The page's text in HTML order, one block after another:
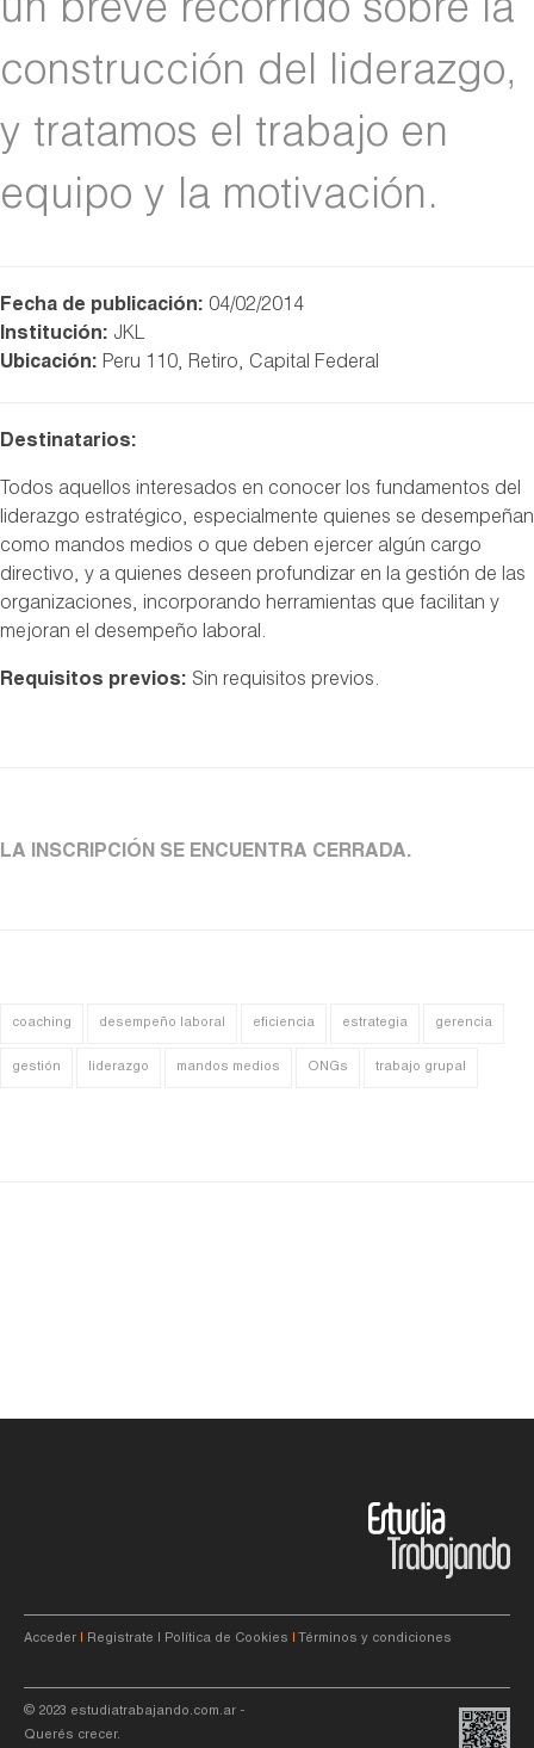
un breve recorrido sobre la
construcción del liderazgo,
y tratamos el trabajo en
equipo y la motivación.
Fecha de publicación: 04/02/2014
Institución: JKL
Ubicación: Peru 110, Retiro, Capital Federal
Destinatarios:
Todos aquellos interesados en conocer los fundamentos del
liderazgo estratégico, especialmente quienes se desempeñan
como mandos medios o que deben ejercer algún cargo
directivo, y a quienes deseen profundizar en la gestión de las
organizaciones, incorporando herramientas que facilitan y
mejoran el desempeño laboral.
Requisitos previos: Sin requisitos previos.
LA INSCRIPCIÓN SE ENCUENTRA CERRADA.
coaching desempeño laboral eficiencia estrategia gerencia
gestión liderazgo mandos medios ONGs trabajo grupal
Acceder Registrate Política de Cookies Términos y condiciones
© 2023 estudiatrabajando.com.ar -
Querés crecer.